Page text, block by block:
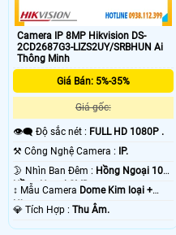
Camera IP 8MP Hikvision DS-
2CD2687G3-LIZS2UY/SRBHUN Ai
Thông Minh
Giá Bán: 5%-35%
Giá gốc:
👁️‍🗨 Độ sắc nét : FULL HD 1080P .
⚒ Công Nghệ Camera : IP.
🌛 Nhìn Ban Đêm : Hồng Ngoại 10m
Hồng Ngoại SMD.
↕️ Mẫu Camera Dome Kim loại +
Nhựa.
️💎 Tích Hợp : Thu Âm.